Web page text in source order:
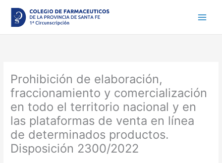
contenido
Prohibición de elaboración,
fraccionamiento y comercialización
en todo el territorio nacional y en
las plataformas de venta en línea
de determinados productos.
Disposición 2300/2022